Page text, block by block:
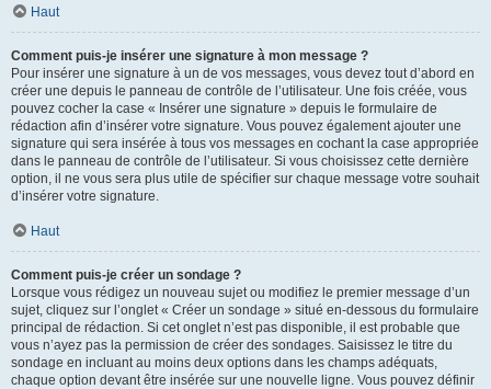
Haut
Comment puis-je insérer une signature à mon message ?
Pour insérer une signature à un de vos messages, vous devez tout d’abord en
créer une depuis le panneau de contrôle de l’utilisateur. Une fois créée, vous
pouvez cocher la case « Insérer une signature » depuis le formulaire de
rédaction afin d’insérer votre signature. Vous pouvez également ajouter une
signature qui sera insérée à tous vos messages en cochant la case appropriée
dans le panneau de contrôle de l’utilisateur. Si vous choisissez cette dernière
option, il ne vous sera plus utile de spécifier sur chaque message votre souhait
d’insérer votre signature.
Haut
Comment puis-je créer un sondage ?
Lorsque vous rédigez un nouveau sujet ou modifiez le premier message d’un
sujet, cliquez sur l’onglet « Créer un sondage » situé en-dessous du formulaire
principal de rédaction. Si cet onglet n’est pas disponible, il est probable que
vous n’ayez pas la permission de créer des sondages. Saisissez le titre du
sondage en incluant au moins deux options dans les champs adéquats,
chaque option devant être insérée sur une nouvelle ligne. Vous pouvez définir